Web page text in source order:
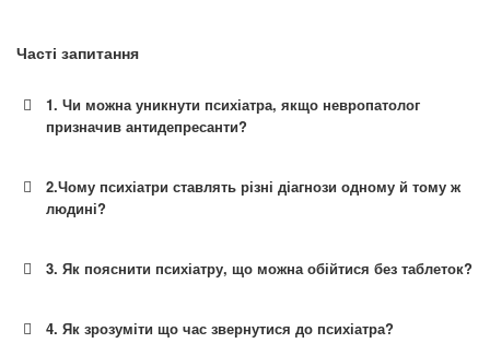
Часті запитання
1. Чи можна уникнути психіатра, якщо невропатолог
призначив антидепресанти?
2.Чому психіатри ставлять різні діагнози одному й тому ж
людині?
3. Як пояснити психіатру, що можна обійтися без таблеток?
4. Як зрозуміти що час звернутися до психіатра?